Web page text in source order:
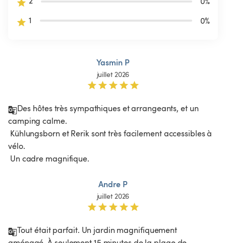
1
0%
Yasmin P
juillet 2026
Des hôtes très sympathiques et arrangeants, et un
camping calme.
vélo.
Andre P
juillet 2026
Tout était parfait. Un jardin magnifiquement